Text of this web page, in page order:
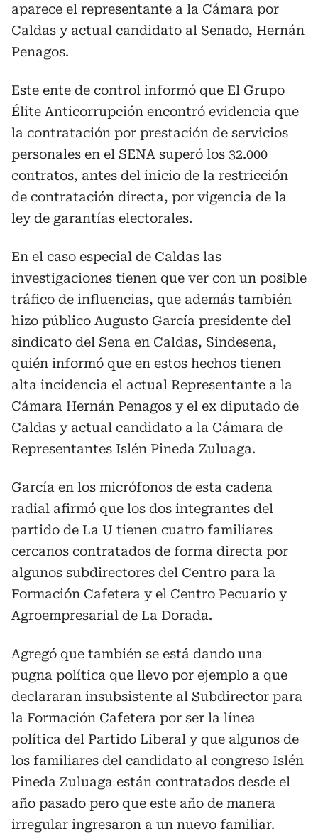
aparece el representante a la Cámara por
Caldas y actual candidato al Senado, Hernán
Penagos.
Este ente de control informó que El Grupo
Élite Anticorrupción encontró evidencia que
la contratación por prestación de servicios
personales en el SENA superó los 32.000
contratos, antes del inicio de la restricción
de contratación directa, por vigencia de la
ley de garantías electorales.
En el caso especial de Caldas las
investigaciones tienen que ver con un posible
tráfico de influencias, que además también
hizo público Augusto García presidente del
sindicato del Sena en Caldas, Sindesena,
quién informó que en estos hechos tienen
alta incidencia el actual Representante a la
Cámara Hernán Penagos y el ex diputado de
Caldas y actual candidato a la Cámara de
Representantes Islén Pineda Zuluaga.
García en los micrófonos de esta cadena
radial afirmó que los dos integrantes del
partido de La U tienen cuatro familiares
cercanos contratados de forma directa por
algunos subdirectores del Centro para la
Formación Cafetera y el Centro Pecuario y
Agroempresarial de La Dorada.
Agregó que también se está dando una
pugna política que llevo por ejemplo a que
declararan insubsistente al Subdirector para
la Formación Cafetera por ser la línea
política del Partido Liberal y que algunos de
los familiares del candidato al congreso Islén
Pineda Zuluaga están contratados desde el
año pasado pero que este año de manera
irregular ingresaron a un nuevo familiar.